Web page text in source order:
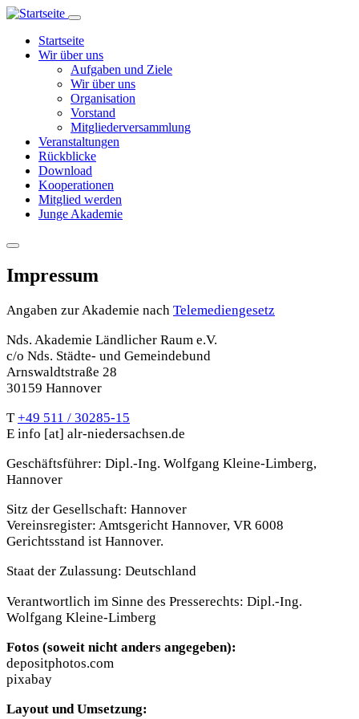
Hauptnavigation
Startseite
Wir über uns
Aufgaben und Ziele
Wir über uns
Organisation
Vorstand
Mitgliederversammlung
Veranstaltungen
Rückblicke
Download
Kooperationen
Mitglied werden
Junge Akademie
Impressum
Angaben zur Akademie nach Telemediengesetz
Nds. Akademie Ländlicher Raum e.V.
c/o Nds. Städte- und Gemeindebund
Arnswaldtstraße 28
30159 Hannover
T+49 511 / 30285-15
E info [at] alr-niedersachsen.de
Geschäftsführer: Dipl.-Ing. Wolfgang Kleine-Limberg,
Hannover
Sitz der Gesellschaft: Hannover
Vereinsregister: Amtsgericht Hannover, VR 6008
Gerichtsstand ist Hannover.
Staat der Zulassung: Deutschland
Verantwortlich im Sinne des Presserechts: Dipl.-Ing.
Wolfgang Kleine-Limberg
Fotos (soweit nicht anders angegeben):
depositphotos.com
pixabay
Layout und Umsetzung: